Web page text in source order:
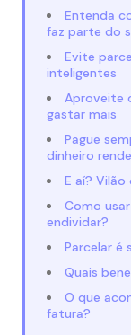
Entenda
faz parte do
Evite
inteligentes
Aproveite
gastar mais
Pague
dinheiro
E aí? Vilão
Como
endividar?
Parcelar é
Quais
O que
fatura?